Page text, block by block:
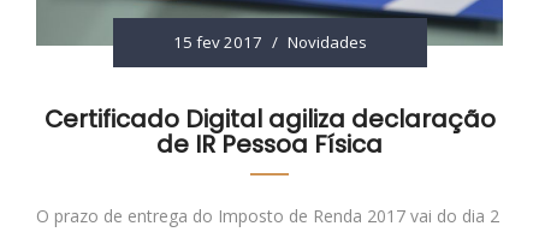
15 fev 2017 / Novidades
Certificado Digital agiliza declaração
de IR Pessoa Física
O prazo de entrega do Imposto de Renda 2017 vai do dia 2